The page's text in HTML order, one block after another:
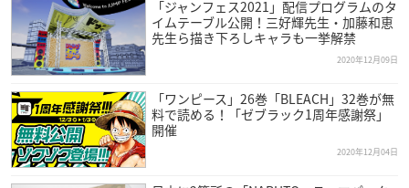
「ジャンフェス2021」配信プログラムのタ
イムテーブル公開！三好輝先生・加藤和恵
先生ら描き下ろしキャラも一挙解禁
2020年12月09日
「ワンピース」26巻「BLEACH」32巻が無
料で読める！「ゼブラック1周年感謝祭」
開催
2020年12月04日